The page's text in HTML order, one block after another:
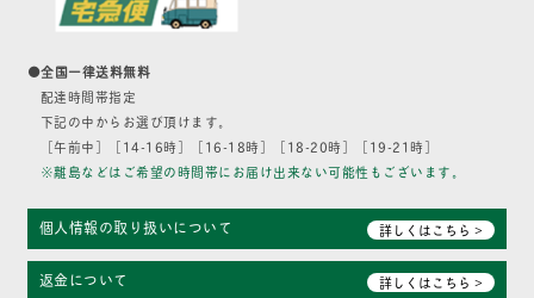
●全国一律送料無料
配達時間帯指定
下記の中からお選び頂けます。
［午前中］［14-16時］［16-18時］［18-20時］［19-21時］
※離島などはご希望の時間帯にお届け出来ない可能性もございます。
個人情報の取り扱いについて 詳しくはこちら >
返金について 詳しくはこちら >